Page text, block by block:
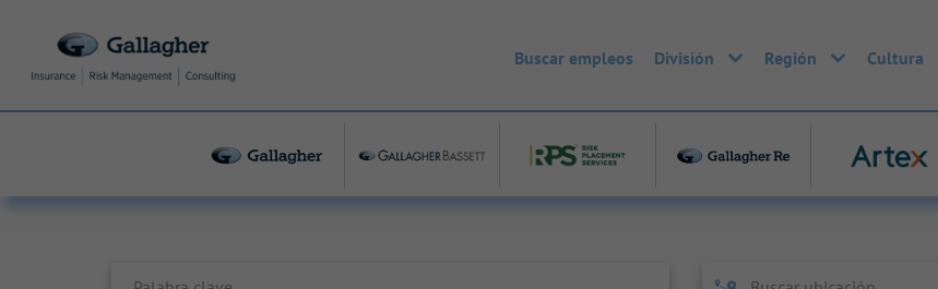
Buscar empleos División Región Cultura